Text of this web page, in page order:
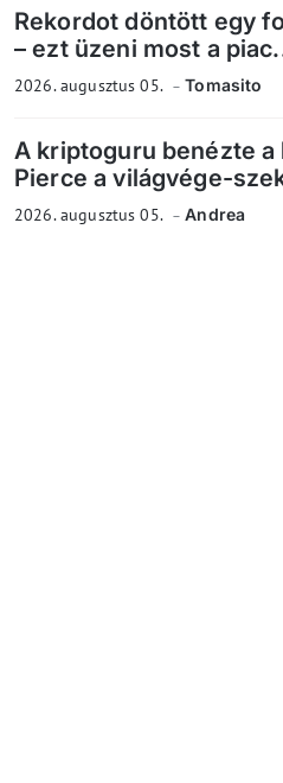
Rekordot döntött egy
– ezt üzeni most a
2026. augusztus 05. Tomasito
A kriptoguru benézte
Pierce a világvége-
2026. augusztus 05. Andrea